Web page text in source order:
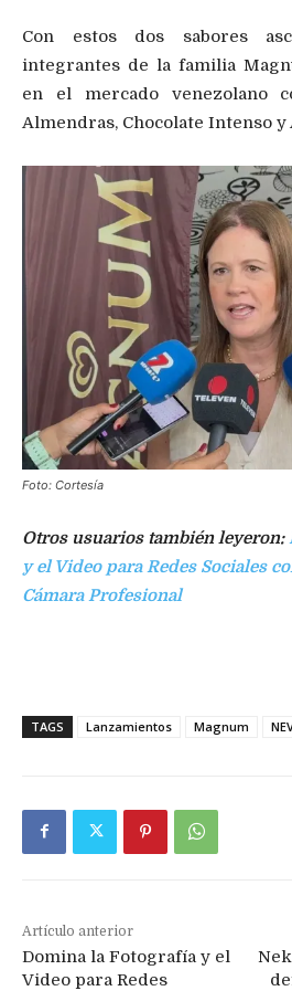
Con estos dos sabores
integrantes de la familia
en el mercado venezolano
Almendras, Chocolate Intenso
Foto: Cortesía
Otros usuarios también leyeron:
y el Video para Redes Sociales
Cámara Profesional
TAGS Lanzamientos Magnum
Artículo anterior
Domina la Fotografía y el
Video para Redes